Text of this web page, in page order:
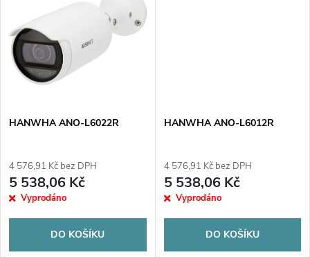
t
ů
k
t
HANWHA ANO-L6022R
4 576,91 Kč bez DPH
5 538,06 Kč
Vyprodáno
DO KOŠÍKU
HANWHA ANO-L6012R
4 576,91 Kč bez DPH
5 538,06 Kč
Vyprodáno
DO KOŠÍKU